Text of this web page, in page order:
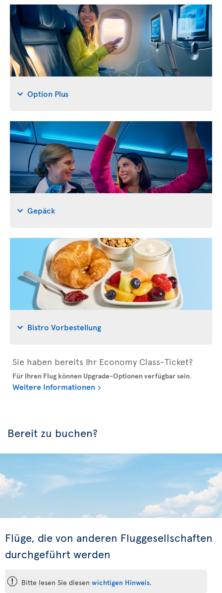
Option Plus
Gepäck
Bistro Vorbestellung
Sie haben bereits Ihr Economy Class-Ticket?
Für Ihren Flug können Upgrade-Optionen verfügbar sein.
Weitere Informationen
Bereit zu buchen?
Flüge, die von anderen Fluggesellschaften
durchgeführt werden
ü Bitte lesen Sie diesen wichtigen Hinweis.